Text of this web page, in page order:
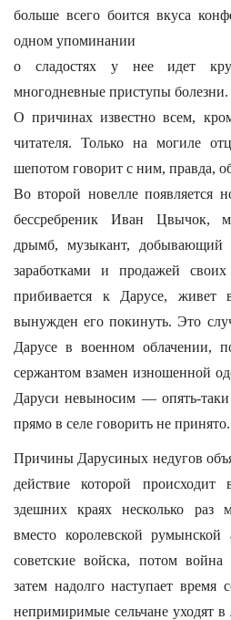
больше всего боится вкуса
одном упоминании
о сладостях у нее идет
многодневные приступы болезни.
О причинах известно всем,
читателя. Только на могиле
шепотом говорит с ним, правда,
Во второй новелле появляется
бессребреник Иван Цвычок,
дрымб, музыкант, добывающий
заработками и продажей
прибивается к Дарусе,
вынужден его покинуть. Это
Дарусе в военном облачении,
сержантом взамен изношенной
Даруси невыносим — опять-
прямо в селе говорить не принято.
Причины Дарусиных недугов
действие которой
здешних краях несколько раз
вместо королевской румынской
советские войска, потом
затем надолго наступает время
непримиримые сельчане уходят